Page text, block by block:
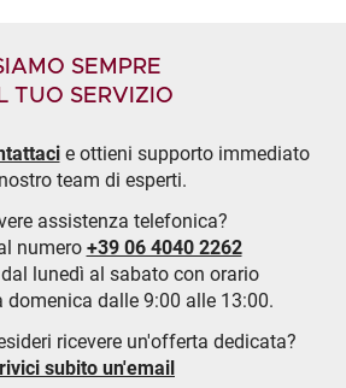
SEMPRE
TUO SERVIZIO
e ottieni supporto immediato
team di esperti.
assistenza telefonica?
numero +39 06 4040 2262
lunedì al sabato con orario
domenica dalle 9:00 alle 13:00.
ricevere un'offerta dedicata?
subito un'email